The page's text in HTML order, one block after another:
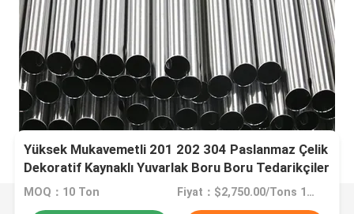
Yüksek Mukavemetli 201 202 304 Paslanmaz Çelik
Dekoratif Kaynaklı Yuvarlak Boru Boru Tedarikçiler
MOQ：10 Ton Fiyat：$2,750.00/Tons 10-999 Tons